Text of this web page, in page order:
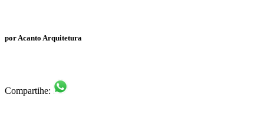
por Acanto Arquitetura
Compartihe: